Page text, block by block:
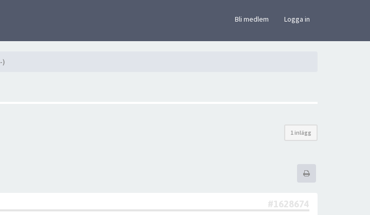
Bli medlem Logga in
)
1 inlägg
#1628674